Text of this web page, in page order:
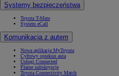
Systemy bezpieczeństwa
Toyota T-Mate
System eCall
Komunikacja z autem
Nowa aplikacja MyToyota
Cyfrowy opiekun auta
Usługi Connected
Płatne subskrypcje
Toyota Connectivity Match